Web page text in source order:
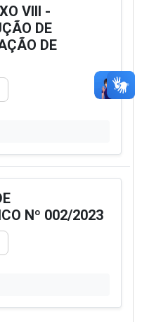
VIII -
DE
DE
Nº 002/2023